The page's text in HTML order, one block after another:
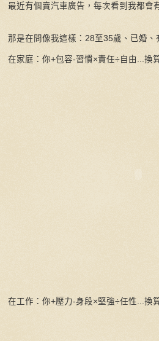
最近有個賣汽車廣告，每次看到我都會
那是在問像我這樣：28至35歲、已婚、
在家庭：你+包容-習慣×責任÷自由...換
在工作：你+壓力-身段×堅強÷任性...換